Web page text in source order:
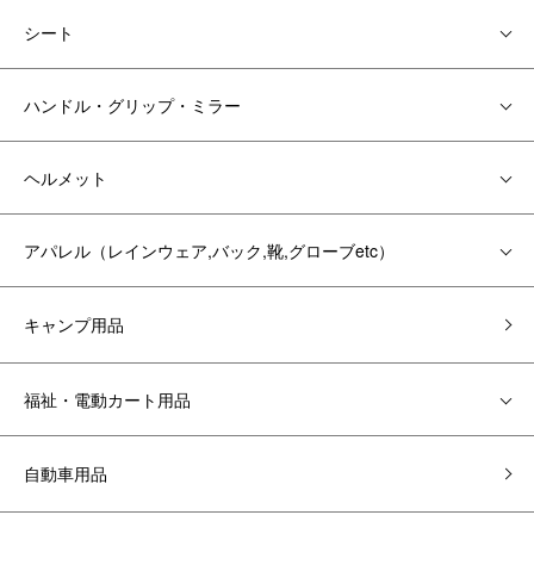
シート
ハンドル・グリップ・ミラー
ヘルメット
アパレル（レインウェア,バック,靴,グローブetc）
キャンプ用品
福祉・電動カート用品
自動車用品